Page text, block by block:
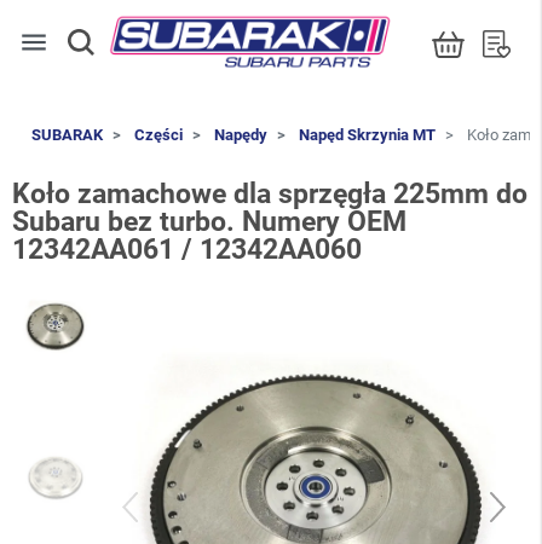
menu
SUBARAK Części Napędy Napęd Skrzynia MT Koło
Koło zamachowe dla sprzęgła 225mm do
Subaru bez turbo. Numery OEM
12342AA061 / 12342AA060